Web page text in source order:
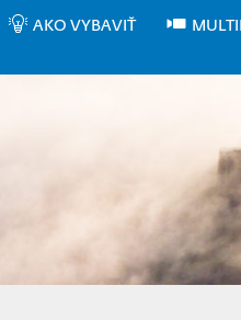
AKO VYBAVIŤ